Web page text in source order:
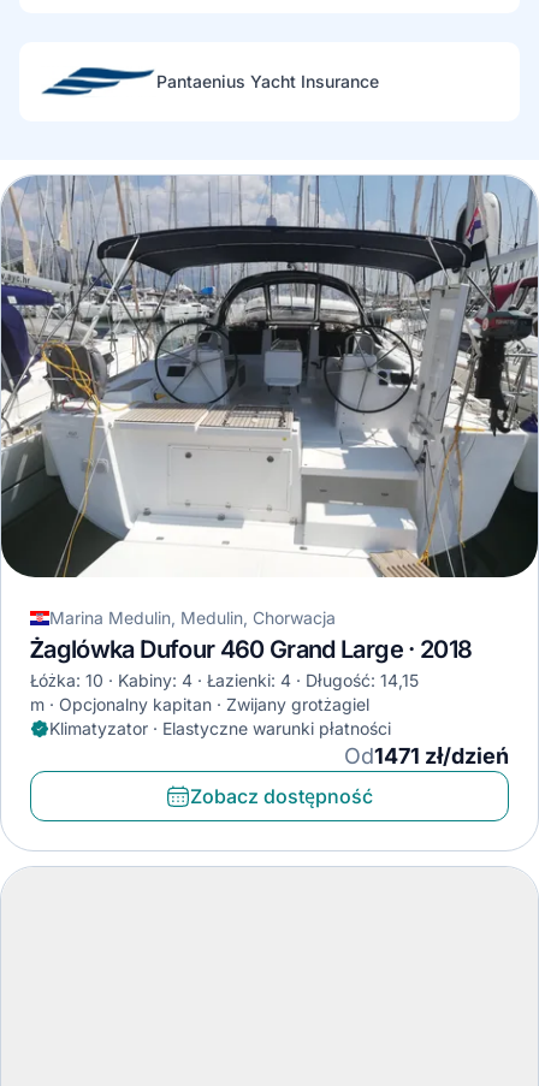
Pantaenius Yacht Insurance
Marina Medulin, Medulin, Chorwacja
Żaglówka Dufour 460 Grand Large · 2018
Łóżka: 10 Kabiny: 4 Łazienki: 4
Długość: 14,15
m
Opcjonalny kapitan
Zwijany grotżagiel
Klimatyzator · Elastyczne warunki płatności
Od1471 zł/dzień
Zobacz dostępność